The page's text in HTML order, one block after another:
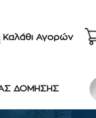
Καλάθι Αγορών
ΔΟΜΗΣΗΣ